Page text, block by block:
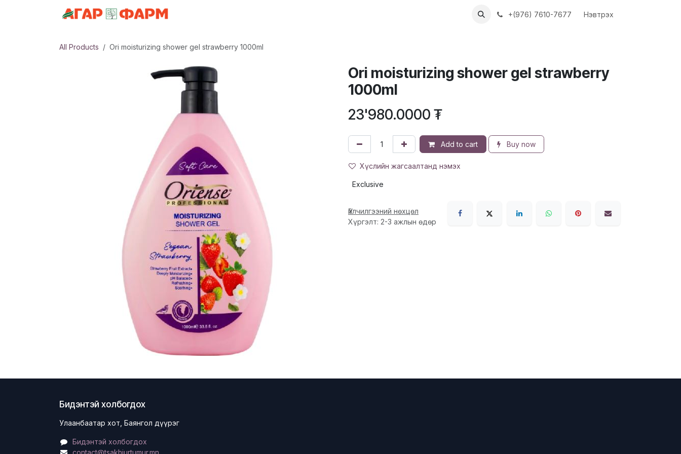
АЖЛЫН БАЙРУУД+(976) 7610-7677 Нэвтрэх
All Products Ori moisturizing shower gel strawberry 1000ml
Ori moisturizing shower gel strawberry
1000ml
23'980.0000 ₮
Add to cart Buy now
Хүслийн жагсаалтанд нэмэх
Exclusive
Үйлчилгээний нөхцөл
Хүргэлт: 2-3 ажлын өдөр
Бидэнтэй холбогдох
Улаанбаатар хот, Баянгол дүүрэг
Бидэнтэй холбогдох
contact@tsakhiurtumur.mn